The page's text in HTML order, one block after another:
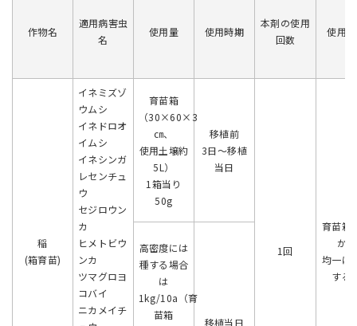
作物名
適用病害虫
名
使用量 使用時期
本剤の使用
回数
使用
稲
(箱育苗)
イネミズゾ
ウムシ
イネドロオ
イムシ
イネシンガ
レセンチュ
ウ
セジロウン
カ
ヒメトビウ
ンカ
ツマグロヨ
コバイ
ニカメイチ
育苗箱
（30×60×3
㎝、
使用土壌約
5L）
1箱当り
50g
移植前
3日～移植
当日
1回
育苗箱
から
均一に
する
高密度には
種する場合
は
1kg/10a（育
苗箱
移植当日